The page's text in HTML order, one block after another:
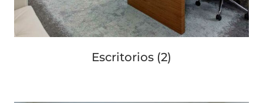
Escritorios(2)